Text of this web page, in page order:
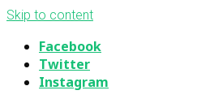
Skip to content
Facebook
Twitter
Instagram